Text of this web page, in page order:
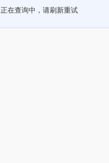
正在查询中，请刷新重试